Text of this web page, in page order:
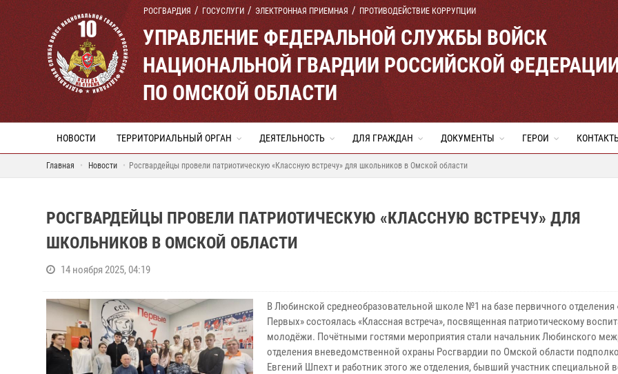
РОСГВАРДИЯ ГОСУСЛУГИ ЭЛЕКТРОННАЯ ПРИЕМНАЯ ПРОТИВОДЕЙСТВИЕ КОРРУПЦИИ
УПРАВЛЕНИЕ ФЕДЕРАЛЬНОЙ СЛУЖБЫ ВОЙСК
НАЦИОНАЛЬНОЙ ГВАРДИИ РОССИЙСКОЙ
ПО ОМСКОЙ ОБЛАСТИ
НОВОСТИ ТЕРРИТОРИАЛЬНЫЙ ОРГАН ДЕЯТЕЛЬНОСТЬ ДЛЯ ГРАЖДАН ДОКУМЕНТЫ ГЕРОИ
Главная Новости Росгвардейцы провели патриотическую «Классную встречу» для школьников в Омской области
РОСГВАРДЕЙЦЫ ПРОВЕЛИ ПАТРИОТИЧЕСКУЮ «КЛАССНУЮ ВСТРЕЧУ» ДЛЯ
ШКОЛЬНИКОВ В ОМСКОЙ ОБЛАСТИ
14 ноября 2025, 04:19
В Любинской среднеобразовательной школе №1 на базе первичного
Первых» состоялась «Классная встреча», посвященная патриотическому
молодёжи. Почётными гостями мероприятия стали начальник Любинского
отделения вневедомственной охраны Росгвардии по Омской области
Евгений Шпехт и работник этого же отделения, бывший участник специальной